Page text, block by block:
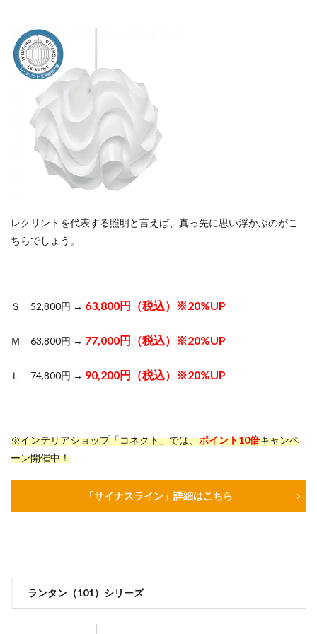
レクリントを代表する照明と言えば、真っ先に思い浮かぶのがこ
ちらでしょう。
Ｓ 52,800円 → 63,800円（税込）※20%UP
Ｍ 63,800円 → 77,000円（税込）※20%UP
Ｌ 74,800円 → 90,200円（税込）※20%UP
※インテリアショップ「コネクト」では、ポイント10倍キャンペ
ーン開催中！
「サイナスライン」詳細はこちら
ランタン（101） シリーズ